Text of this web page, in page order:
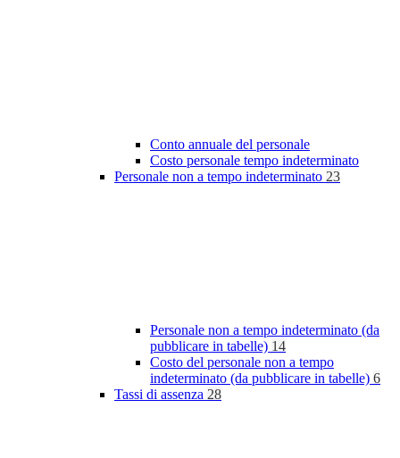
Conto annuale del personale
Costo personale tempo indeterminato
Personale non a tempo indeterminato 23
Personale non a tempo indeterminato (da
pubblicare in tabelle) 14
Costo del personale non a tempo
indeterminato (da pubblicare in tabelle) 6
Tassi di assenza 28